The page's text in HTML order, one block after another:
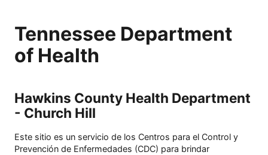
Tennessee Department
of Health
Hawkins County Health Department
- Church Hill
Este sitio es un servicio de los Centros para el Control y
Prevención de Enfermedades (CDC) para brindar